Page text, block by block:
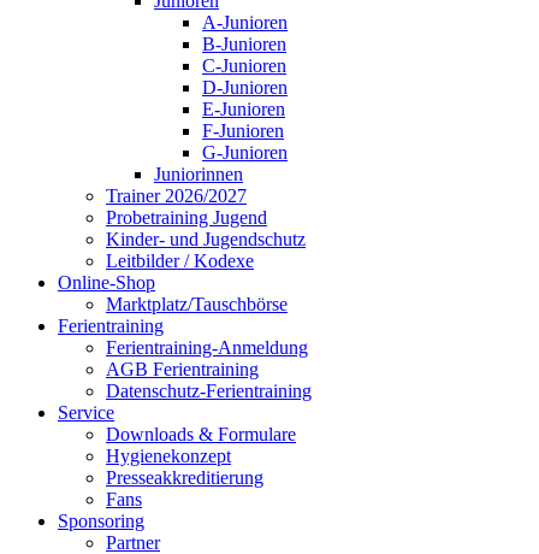
A-Junioren
B-Junioren
C-Junioren
D-Junioren
E-Junioren
F-Junioren
G-Junioren
Juniorinnen
Trainer 2026/2027
Probetraining Jugend
Kinder- und Jugendschutz
Leitbilder / Kodexe
Online-Shop
Marktplatz/Tauschbörse
Ferientraining
Ferientraining-Anmeldung
AGB Ferientraining
Datenschutz-Ferientraining
Service
Downloads & Formulare
Hygienekonzept
Presseakkreditierung
Fans
Sponsoring
Partner